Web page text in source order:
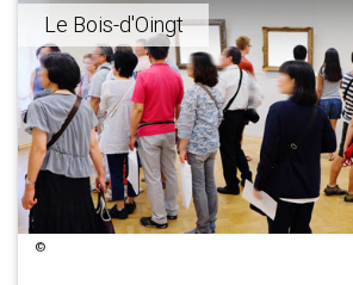
Le Bois-d'Oingt
©